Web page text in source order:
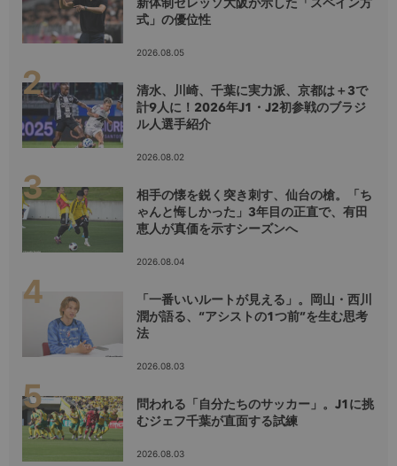
新体制セレッソ大阪が示した「スペイン方
式」の優位性
2026.08.05
清水、川崎、千葉に実力派、京都は＋3で
計9人に！2026年J1・J2初参戦のブラジ
ル人選手紹介
2026.08.02
相手の懐を鋭く突き刺す、仙台の槍。「ち
ゃんと悔しかった」3年目の正直で、有田
恵人が真価を示すシーズンへ
2026.08.04
「一番いいルートが見える」。岡山・西川
潤が語る、“アシストの1つ前”を生む思考
法
2026.08.03
問われる「自分たちのサッカー」。J1に挑
むジェフ千葉が直面する試練
2026.08.03